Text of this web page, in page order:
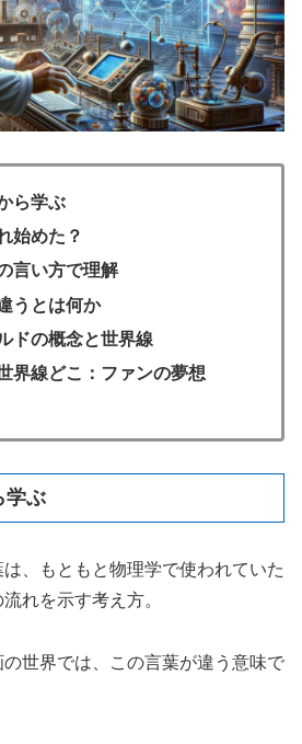
ら学ぶ
始めた？
言い方で理解
うとは何か
ドの概念と世界線
界線どこ：ファンの夢想
学ぶ
は、もともと物理学で使われていた
れを示す考え方。
世界では、この言葉が違う意味で